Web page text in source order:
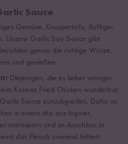
Sauce
Gemüse, Knuspertofu, fluffiger
Unsere Garlic Soy Sauce gibt
genau die richtige Würze.
und genießen.
Diejenigen, die es lieber weniger
Korean Fried Chicken wunderbar
Sauce zurückgreifen. Dafür im
in einem Mix aus Ingwer,
marinieren und im Anschluss in
das Fleisch zweimal frittiert.